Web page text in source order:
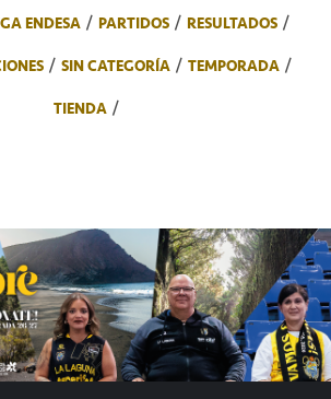
ENDESA PARTIDOS
RESULTADOS
SIN CATEGORÍA
TEMPORADA
TIENDA